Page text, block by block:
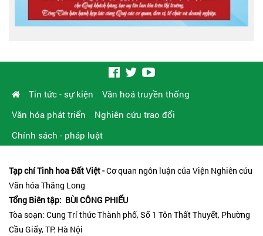
Tin tức - sự kiện
Văn hoá truyền thống
Văn hóa phát triển
Nghiên cứu trao đổi
Chính sách - pháp luật
Tạp chí Tinh hoa Đất Việt -Cơ quan ngôn luận của Viện Nghiên cứu
Văn hóa Thăng Long
Tổng Biên tập: BÙI CÔNG PHIẾU
Tòa soạn: Cung Trí thức Thành phố, Số 1 Tôn Thất Thuyết, Phường
Cầu Giấy, TP. Hà Nội